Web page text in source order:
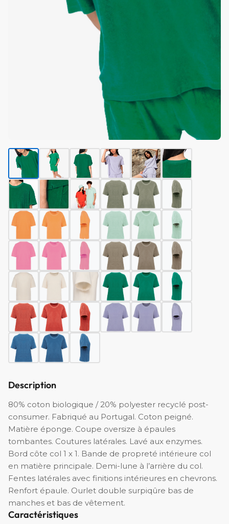
Description
80% coton biologique / 20% polyester recyclé post-
consumer. Fabriqué au Portugal. Coton peigné.
Matière éponge. Coupe oversize à épaules
tombantes. Coutures latérales. Lavé aux enzymes.
Bord côte col 1 x 1. Bande de propreté intérieure col
en matière principale. Demi-lune à l’arrière du col.
Fentes latérales avec finitions intérieures en chevrons.
Renfort épaule. Ourlet double surpiqûre bas de
manches et bas de vêtement.
Caractéristiques